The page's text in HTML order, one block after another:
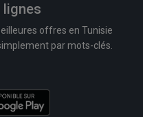
offres en Tunisie
par mots-clés.